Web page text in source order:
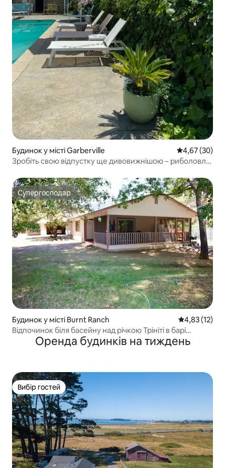
Будинок у місті Garberville Середня
4,67 (30)
Зробіть свою відпустку ще дивовижнішою – риболовля
Супергосподар
Супергосподар
Будинок у місті Burnt Ranch Середня
4,83 (12)
Відпочинок біля басейну над річкою Трініті в барі
«Хокінс»Оренда будинків на тиждень
Вибір гостей
Вибір гостей